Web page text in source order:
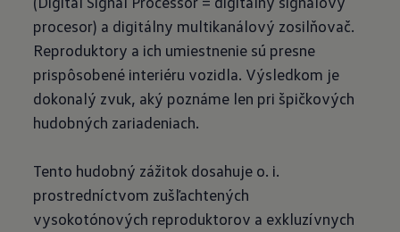
procesor) a digitálny multikanálový zosilňovač.
Reproduktory a ich umiestnenie sú presne
prispôsobené interiéru vozidla. Výsledkom je
dokonalý zvuk, aký poznáme len pri špičkových
hudobných zariadeniach.
Tento hudobný zážitok dosahuje o. i.
prostredníctvom zušľachtených
vysokotónových reproduktorov a exkluzívnych